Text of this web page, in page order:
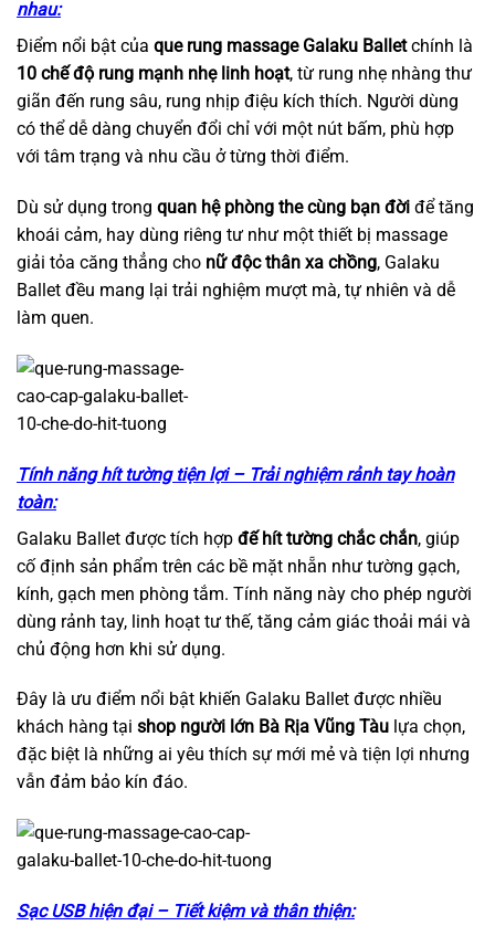
nhau:
Điểm nổi bật của que rung massage Galaku Balletchính là
10 chế độ rung mạnh nhẹ linh hoạt, từ rung nhẹ nhàng thư
giãn đến rung sâu, rung nhịp điệu kích thích. Người dùng
có thể dễ dàng chuyển đổi chỉ với một nút bấm, phù hợp
với tâm trạng và nhu cầu ở từng thời điểm.
Dù sử dụng trong quan hệ phòng the cùng bạn đời để tăng
khoái cảm, hay dùng riêng tư như một thiết bị massage
giải tỏa căng thẳng cho nữ độc thân xa chồng, Galaku
Ballet đều mang lại trải nghiệm mượt mà, tự nhiên và dễ
làm quen.
Tính năng hít tường tiện lợi – Trải nghiệm rảnh tay hoàn
toàn:
Galaku Ballet được tích hợp đế hít tường chắc chắn, giúp
cố định sản phẩm trên các bề mặt nhẵn như tường gạch,
kính, gạch men phòng tắm. Tính năng này cho phép người
dùng rảnh tay, linh hoạt tư thế, tăng cảm giác thoải mái và
chủ động hơn khi sử dụng.
Đây là ưu điểm nổi bật khiến Galaku Ballet được nhiều
khách hàng tại shop người lớn Bà Rịa Vũng Tàu lựa chọn,
đặc biệt là những ai yêu thích sự mới mẻ và tiện lợi nhưng
vẫn đảm bảo kín đáo.
Sạc USB hiện đại – Tiết kiệm và thân thiện: